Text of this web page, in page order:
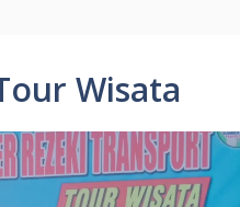
Wisata